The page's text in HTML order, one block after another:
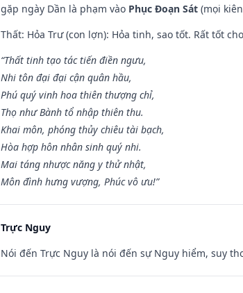
gặp ngày Dần là phạm vào Phục Đoạn Sát (mọi
Thất: Hỏa Trư (con lợn): Hỏa tinh, sao tốt. Rất tốt
“Thất tinh tạo tác tiến điền ngưu,
Nhi tôn đại đại cận quân hầu,
Phú quý vinh hoa thiên thượng chỉ,
Thọ như Bành tổ nhập thiên thu.
Khai môn, phóng thủy chiêu tài bạch,
Hòa hợp hôn nhân sinh quý nhi.
Mai táng nhược năng y thử nhật,
Môn đình hưng vượng, Phúc vô ưu!”
Trực Nguy
Nói đến Trực Nguy là nói đến sự Nguy hiểm, suy